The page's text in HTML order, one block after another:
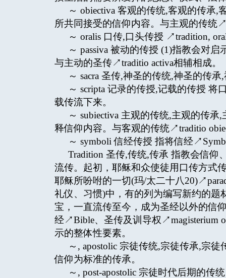
～ obiectiva 客观的传统,客观的传承
所共同接受的信仰内容。与主观的传统
～ oralis 口传,口头传授 ↗tradition,
～ passiva 被动的传授 (1)指教会对
与主动的圣传↗traditio activa相辅相成。
～ sacra 圣传,神圣的传统,神圣的传
～ scripta 记录的传授,记载的传授
载传流下来。
～ subiectiva 主观的传统,主观的传
释信仰内容。与客观的传统↗traditio
～ symboli 信经传授 指将信经
Tradition 圣传,传统,传承 指教会信仰
流传。起初，耶稣和众使徒用口传方式
耶稣所吩咐的一切(玛/太二十八
礼仪、习惯)中，有的列为编写新约的
宝，一直流传至今，成为圣经以外的信
经↗Bible、圣传及训导权↗magisterium
示的整体性要素。
～, apostolic 宗徒传统,宗徒传承,宗
信仰为标准的传承。
～, post-apostolic 宗徒时代后期的传